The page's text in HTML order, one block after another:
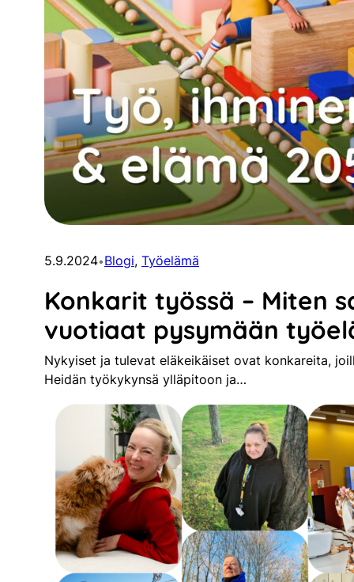
5.9.2024•Blogi, Työelämä
Konkarit työssä – Miten
vuotiaat pysymään
Nykyiset ja tulevat eläkeikäiset ovat konkareita,
Heidän työkykynsä ylläpitoon ja…